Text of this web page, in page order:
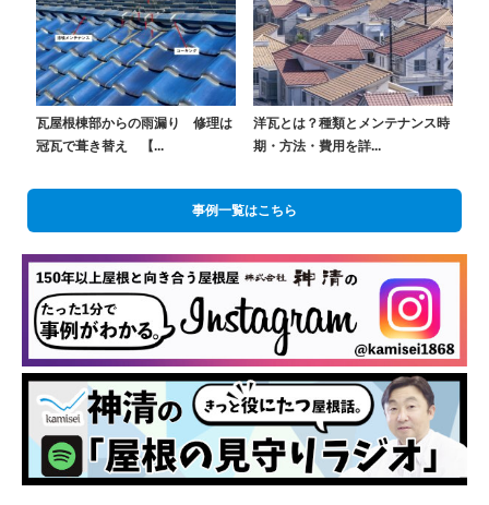
瓦屋根棟部からの雨漏り 修理は
冠瓦で葺き替え 【...
洋瓦とは？種類とメンテナンス時
期・方法・費用を詳...
事例一覧はこちら